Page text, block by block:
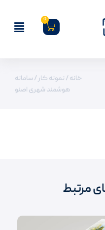
0
خانه / نمونه کار/ سامانه
هوشمند شهری اصنو
مرتبط